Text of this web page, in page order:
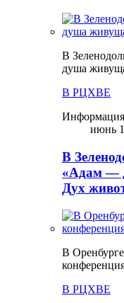
В
душа
В РЦХВЕ
Информация
июнь
В
«Адам —
Дух
В
В РЦХВЕ